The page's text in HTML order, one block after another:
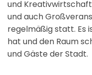
und
und auch
regelmäßig statt. Es
hat und den Raum
und Gäste der Stadt.